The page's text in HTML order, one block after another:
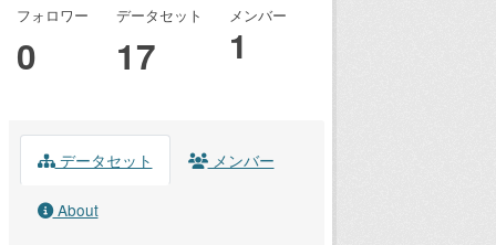
フォロワー
0
データセット
17
メンバー
1
データセット メンバー
About